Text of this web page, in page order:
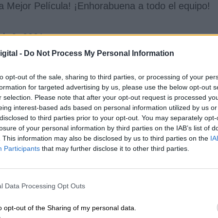
- Do Not Process My Personal Information
opt-out of the sale, sharing to third parties, or processing of your
for targeted advertising by us, please use the below opt-out
selection. Please note that after your opt-out request is processed
interest-based ads based on personal information utilized by us
to third parties prior to your opt-out. You may separately
of your personal information by third parties on the IAB’s list of
This information may also be disclosed by us to third parties on the
Participants that may further disclose it to other third parties.
Data Processing Opt Outs
opt-out of the Sharing of my personal data.
Mejor Película! ¡Enhorabuena a todo el equipo!
6, 2021
Palomerano pudo sentirse más
la película que más estatuillas recogió
gran triunfadora, con cinco premio de las
Maquillaje y Peluquería, para Beatushka
de Vestuario, para Nerea Torrijos; Mejor
Mejores Efectos Especiales, para Mariano
Original, para Maite Arroitajauregi y
las
Calleja y Maite Arroitajauregi, por
para ambas compositoras. Confiesan que
perfección como equipo.